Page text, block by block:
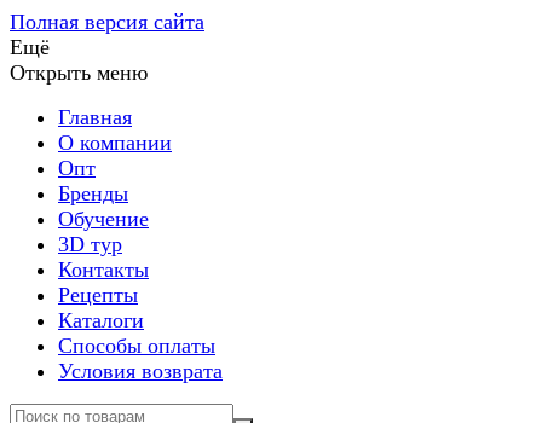
Полная версия сайта
Ещё
Открыть меню
Главная
О компании
Опт
Бренды
Обучение
3D тур
Контакты
Рецепты
Каталоги
Способы оплаты
Условия возврата